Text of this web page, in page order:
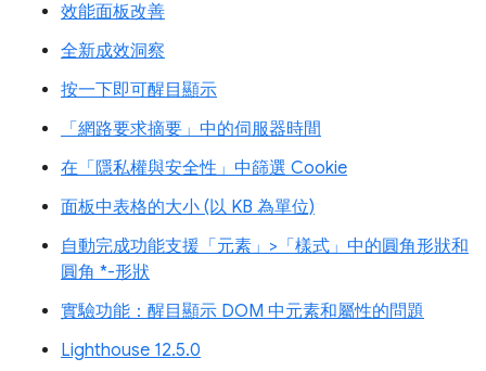
效能面板改善
全新成效洞察
按一下即可醒目顯示
「網路要求摘要」中的伺服器時間
在「隱私權與安全性」中篩選 Cookie
面板中表格的大小 (以 KB 為單位)
自動完成功能支援「元素」>「樣式」中的圓角形狀和
圓角 *-形狀
實驗功能：醒目顯示 DOM 中元素和屬性的問題
Lighthouse 12.5.0